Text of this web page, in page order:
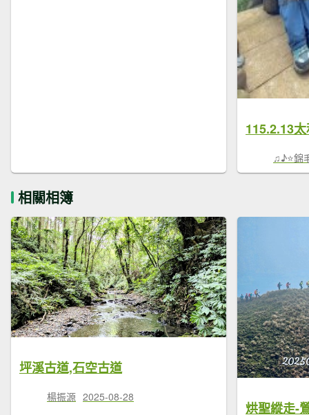
115.2.13
♫♪⭐錦
相關相簿
坪溪古道,石空古道
楊振源 2025-08-28
烘聖縱走-